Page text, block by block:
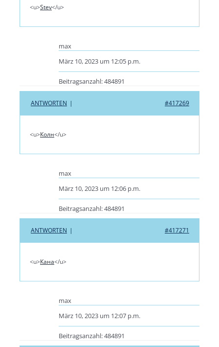
<u>Stev</u>
max
März 10, 2023 um 12:05 p.m.
Beitragsanzahl: 484891
#417269
ANTWORTEN |
<u>Колн</u>
max
März 10, 2023 um 12:06 p.m.
Beitragsanzahl: 484891
#417271
ANTWORTEN |
<u>Кана</u>
max
März 10, 2023 um 12:07 p.m.
Beitragsanzahl: 484891